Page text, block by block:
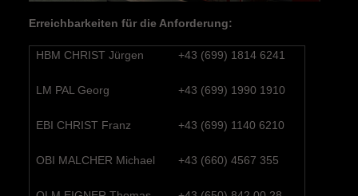
Erreichbarkeiten für die Anforderung:
HBM CHRIST Jürgen +43 (699) 1814 6241
LM PAL Georg +43 (699) 1990 1910
EBI CHRIST Franz +43 (699) 1140 6210
OBI MALCHER Michael +43 (660) 4567 355